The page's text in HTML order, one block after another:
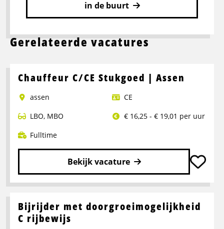
in de buurt
Gerelateerde vacatures
Chauffeur C/CE Stukgoed | Assen
assen
CE
LBO, MBO
€ 16,25 - € 19,01 per uur
Fulltime
Bekijk vacature
Lees
over
Chauffeur
Bijrijder met doorgroeimogelijkheid
C rijbewijs